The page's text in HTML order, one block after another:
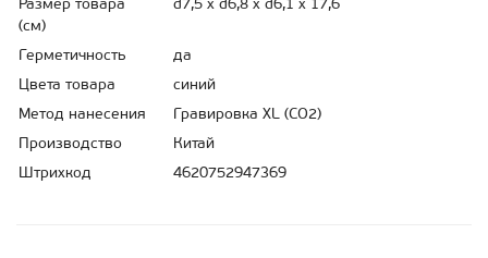
Размер товара
(см)
d7,5 х d6,8 х d6,1 х 17,6
Герметичность
да
Цвета товара
синий
Метод нанесения
Гравировка XL (СО2)
Производство
Китай
Штрихкод
4620752947369